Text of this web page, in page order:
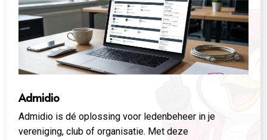
Admidio
Admidio is dé oplossing voor ledenbeheer in je
vereniging, club of organisatie. Met deze